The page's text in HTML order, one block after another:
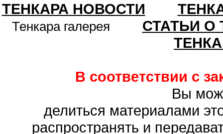
ТЕНКАРА НОВОСТИ
Тенкара галерея
СТАТЬИ О
В соответствии с
Вы
делиться материалами
распространять и